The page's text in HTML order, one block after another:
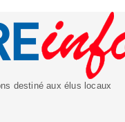
destiné aux élus locaux